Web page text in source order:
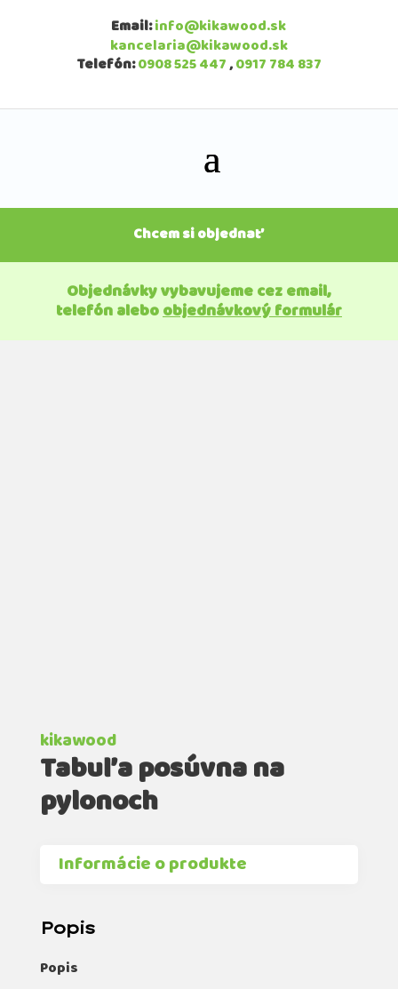
Email:info@kikawood.sk
kancelaria@kikawood.sk
Telefón:0908 525 447,0917 784 837
Chcem si objednať
Objednávky vybavujeme cez email,
telefón aleboobjednávkový formulár
kikawood
Tabuľa posúvna na
pylonoch
Informácie o produkte
Popis
Popis